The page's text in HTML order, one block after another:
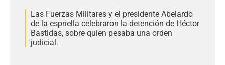
Las Fuerzas Militares y el presidente Abelardo
de la espriella celebraron la detención de Héctor
Bastidas, sobre quien pesaba una orden
judicial.